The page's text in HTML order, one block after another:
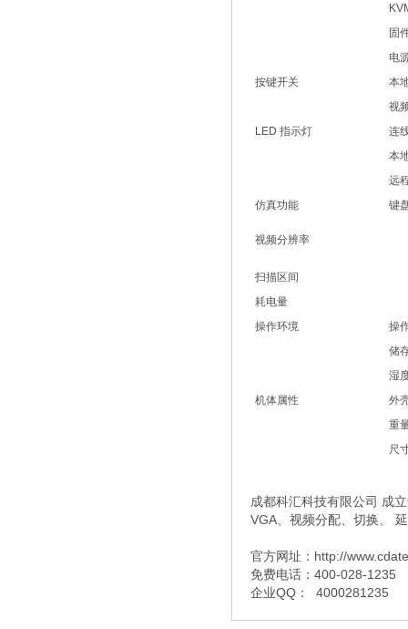
固
电
按键开关
本
视
LED 指示灯
连
本
远
仿真功能
键
视频分辨率
扫描区间
耗电量
操作环境
操
储
湿
机体属性
外
重
尺
成都科汇科技有限公司 成
VGA、视频分配、切换、
官方网址：http://
免费电话：400-028-1235
企业QQ： 4000281235